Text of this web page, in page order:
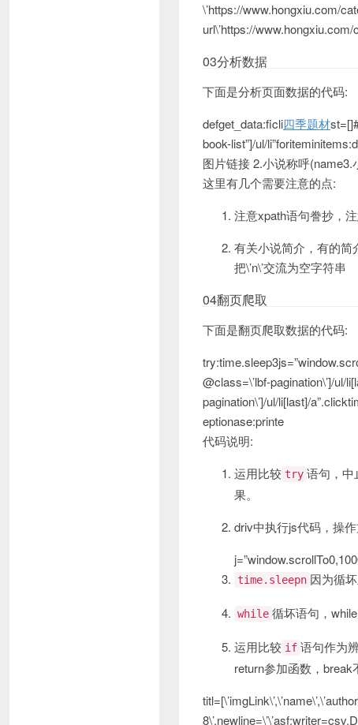
\’https://www.hongxiu.com/
url\’https://
03分析数据
下面是分析页面数据的代码:
defget_data:ficli四季题材
book-list”]/ul/
图片链接 2.小说称呼
这里有几个需要注意的点:
注意xpath语句誊抄，
有关小说简介，有的简
把\’n\’交流为空字符串
04翻页爬取
下面是翻页爬取数据的代码:
@class=\’lbf-pagination\’]/ul/
pagination\’]/ul/li[last]/
eptionase:printe
代码说明:
运用比较 try 语句，中
果。
driv中执行js代码，操
time.sleepn 因为循
while 循坏语句，
运用比较 if 语句作为
return参加函数，break